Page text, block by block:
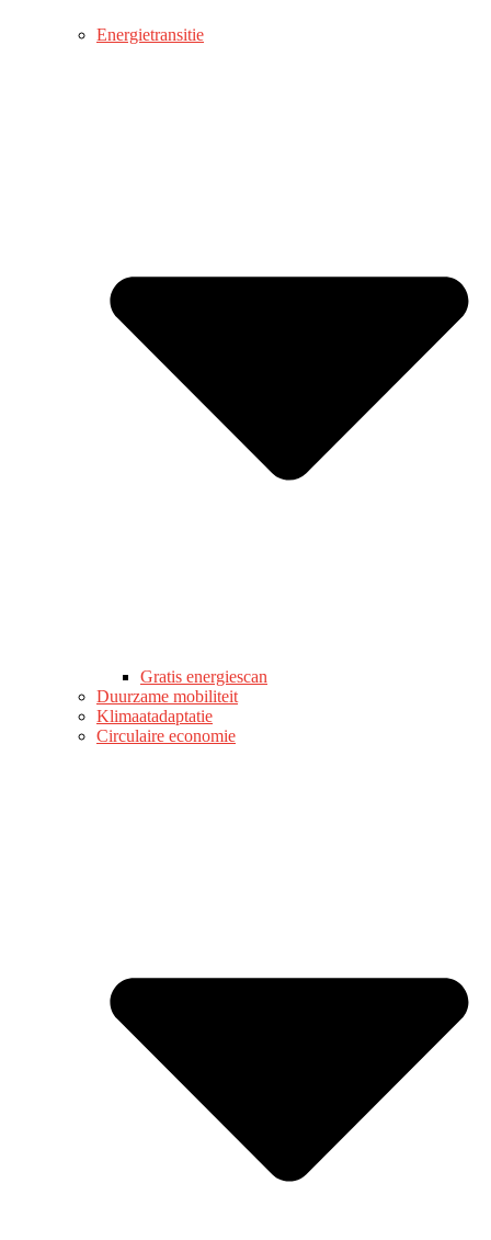
Energietransitie
Gratis energiescan
Duurzame mobiliteit
Klimaatadaptatie
Circulaire economie